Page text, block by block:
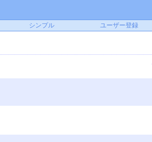
シンプル ユーザー登録